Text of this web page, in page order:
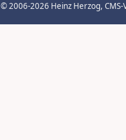
© 2006-2026 Heinz Herzog,